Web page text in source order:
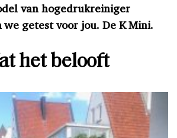
van hogedrukreiniger
getest voor jou. De K Mini.
het belooft